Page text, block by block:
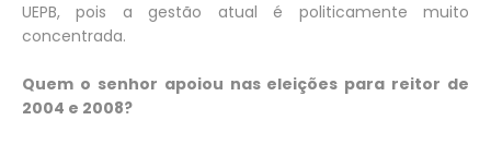
UEPB, pois a gestão atual é politicamente muito
concentrada.
Quem o senhor apoiou nas eleições para reitor de
2004 e 2008?